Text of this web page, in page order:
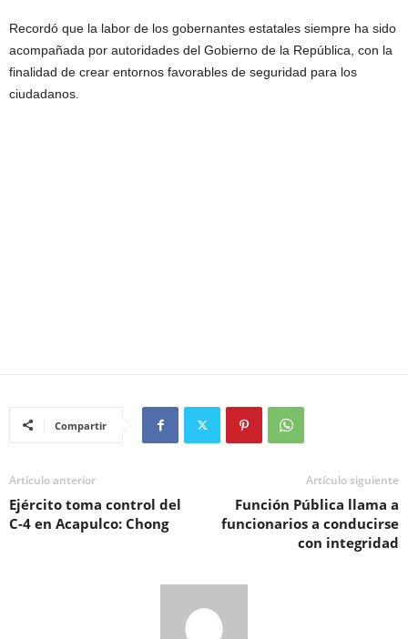
Recordó que la labor de los gobernantes estatales siempre ha sido
acompañada por autoridades del Gobierno de la República, con la
finalidad de crear entornos favorables de seguridad para los
ciudadanos.
Compartir
Artículo anterior
Ejército toma control del
C-4 en Acapulco: Chong
Artículo siguiente
Función Pública llama a
funcionarios a conducirse
con integridad